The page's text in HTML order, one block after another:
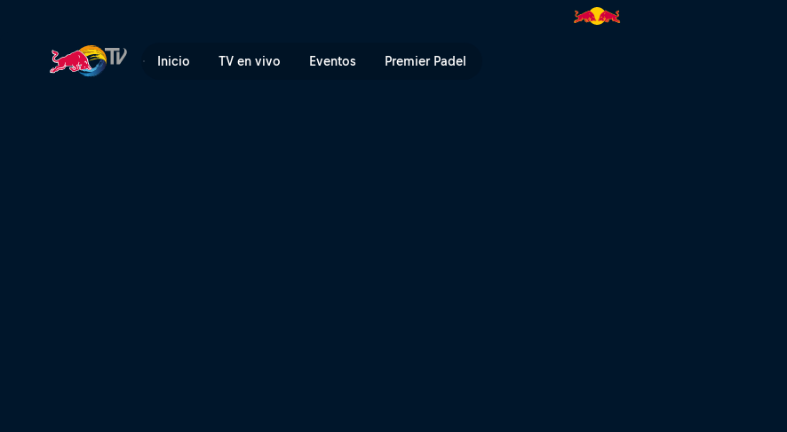
Inicio TV en vivo Eventos Premier Padel